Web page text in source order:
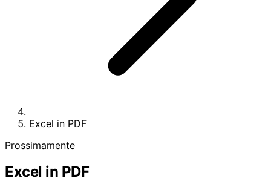
Excel in PDF
Prossimamente
Excel in PDF